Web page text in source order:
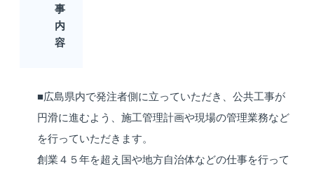
事
内
容
■広島県内で発注者側に立っていただき、公共工事が
円滑に進むよう、施工管理計画や現場の管理業務など
を行っていただきます。
創業４５年を超え国や地方自治体などの仕事を行って